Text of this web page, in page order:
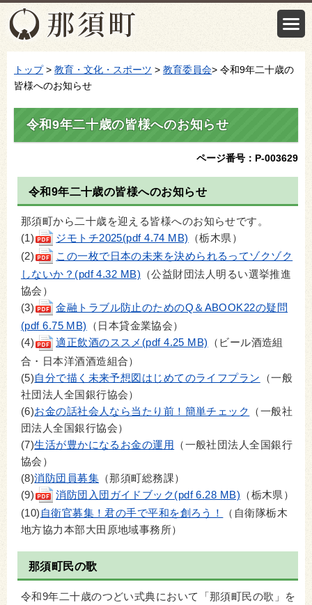
トップ> 教育・文化・スポーツ > 教育委員会> 令和9年二十歳の
皆様へのお知らせ
令和9年二十歳の皆様へのお知らせ
ページ番号：P-003629
令和9年二十歳の皆様へのお知らせ
那須町から二十歳を迎える皆様へのお知らせです。
(1)
ジモトチ2025(pdf 4.74 MB)
（栃木県）
(2)
この一枚で日本の未来を決められるってゾクゾク
しないか？(pdf 4.32 MB) （公益財団法人明るい選挙推進
協会）
(3)
金融トラブル防止のためのQ＆ABOOK22の疑問
(pdf 6.75 MB)
（日本貸金業協会）
(4)
適正飲酒のススメ(pdf 4.25 MB)
（ビール酒造組
合・日本洋酒酒造組合）
(5)自分で描く未来予想図はじめてのライフプラン
（一般
社団法人全国銀行協会）
(6)お金の話社会人なら当たり前！簡単チェック
（一般社
団法人全国銀行協会）
(7)生活が豊かになるお金の運用 （一般社団法人全国銀行
協会）
(8)消防団員募集 （那須町総務課）
(9)
消防団入団ガイドブック(pdf 6.28 MB) （栃木県）
(10) 自衛官募集！君の手で平和を創ろう！
（自衛隊栃木
地方協力本部大田原地域事務所）
那須町民の歌
令和9年二十歳のつどい式典において「那須町民の歌」を